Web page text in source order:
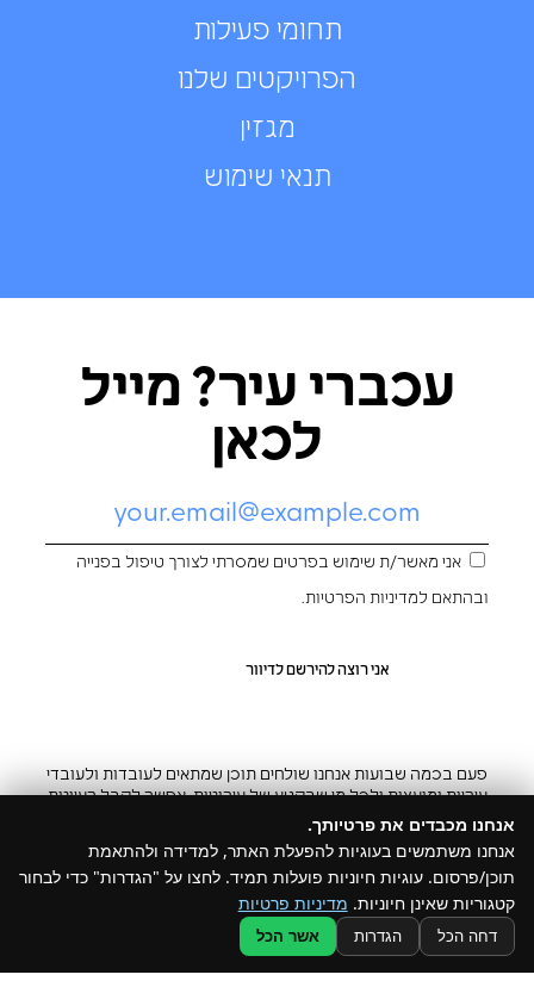
תחומי פעילות
הפרויקטים שלנו
מגזין
תנאי שימוש
עכברי עיר? מייל
לכאן
אני מאשר/ת שימוש בפרטים שמסרתי לצורך טיפול בפנייה
ובהתאם למדיניות הפרטיות.
פעם בכמה שבועות אנחנו שולחים תוכן שמתאים לעובדות ולעובדי
עיריות ומועצות ולכל מי שבקטע של עירוניות. אפשר לקבל רעיונות
@ כל הזכויות שמורות ל –Build
אנחנו מכבדים את פרטיותך.
אנחנו משתמשים בעוגיות להפעלת האתר, למדידה ולהתאמת
תוכן/פרסום. עוגיות חיוניות פועלות תמיד. לחצו על "הגדרות" כדי לבחור
קטגוריות שאינן חיוניות. מדיניות פרטיות
דחה הכל הגדרות אשר הכל